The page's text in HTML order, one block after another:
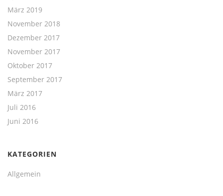
März 2019
November 2018
Dezember 2017
November 2017
Oktober 2017
September 2017
März 2017
Juli 2016
Juni 2016
KATEGORIEN
Allgemein